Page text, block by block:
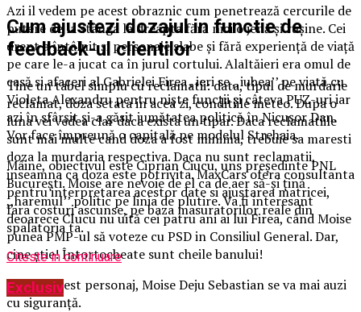
Azi il vedem pe acest obraznic cum penetrează cercurile de
putere de la stânga la dreapta fără nici o jenă și rușine. Cei
drept a întâlnit și personaje slabe și fără experiență de viață
pe care le-a jucat ca în jurul cortului. Alaltăieri era omul de
casă si afaceri al Gabrielei Firea , ieri se ,,iubea’’ pe viată cu
Violeta Alexandru pentru niște funcții și câteva PUZ-uri iar
azi în sfârșit și-a găsit jumătatea politică în Nicușor Dan.
Vor face împreună o capitală pe modelul Strehaia.
Mâine, obiectivul este Ciprian Ciucu, uns președinte PNL
București. Moise are nevoie de el ca de aer să-și țină
,,haremul’’ politic pe linia de plutire. Va fi interesant
deoarece CIucu nu uită cei patru ani ai lui Firea, când Moise
punea PMP-ul să voteze cu PSD in Consiliul General. Dar,
cine știe! Întortocheate sunt cheile banului!
Despre acest personaj, Moise Deju Sebastian se va mai auzi
cu siguranță.
Cum ajustezi dozajul in functie de
feedback-ul clientilor
Tine un tabel simplu cu reclamatii: data, tipul de murdarie
reclamat, doza setata in acea zi, conditiile meteo. Dupa o
luna vei vedea clar daca exista un tipar. Daca reclamatiile
sunt mai multe cand doza a fost minima, trebuie sa maresti
doza la murdaria respectiva. Daca nu sunt reclamatii,
inseamna ca doza este potrivita. MaxCars ofera consultanta
pentru interpretarea acestor date si ajustarea matricei,
fara costuri ascunse, pe baza masuratorilor reale din
spalatoria ta.
Citeste in continuare
Exclusiv